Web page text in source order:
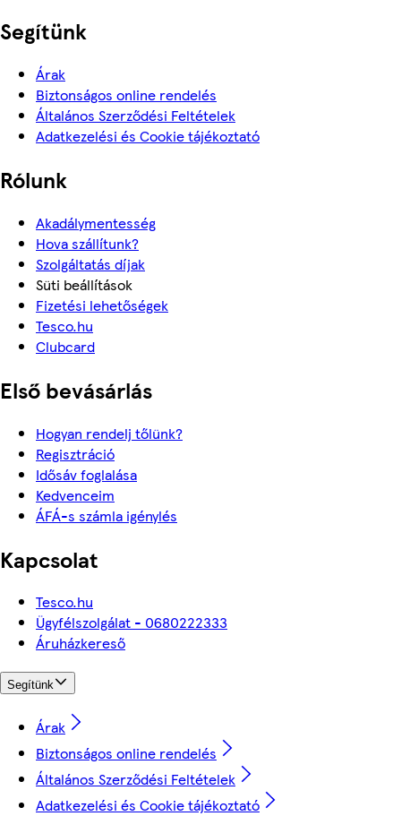
Segítünk
Árak
Biztonságos online rendelés
Általános Szerződési Feltételek
Adatkezelési és Cookie tájékoztató
Rólunk
Akadálymentesség
Hova szállítunk?
Szolgáltatás díjak
Süti beállítások
Fizetési lehetőségek
Tesco.hu
Clubcard
Első bevásárlás
Hogyan rendelj tőlünk?
Regisztráció
Idősáv foglalása
Kedvenceim
ÁFÁ-s számla igénylés
Kapcsolat
Tesco.hu
Ügyfélszolgálat - 0680222333
Áruházkereső
Segítünk
Árak
Biztonságos online rendelés
Általános Szerződési Feltételek
Adatkezelési és Cookie tájékoztató